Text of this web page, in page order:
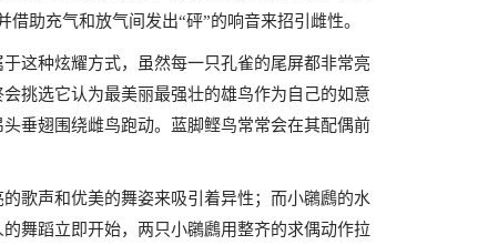
助充气和放气间发出“砰”的响音来招引雌性。
这种炫耀方式，虽然每一只孔雀的尾屏都非常亮
挑选它认为最美丽最强壮的雄鸟作为自己的如意
垂翅围绕雌鸟跑动。蓝脚鲣鸟常常会在其配偶前
歌声和优美的舞姿来吸引着异性；而小鸊鷉的水
舞蹈立即开始，两只小鸊鷉用整齐的求偶动作拉